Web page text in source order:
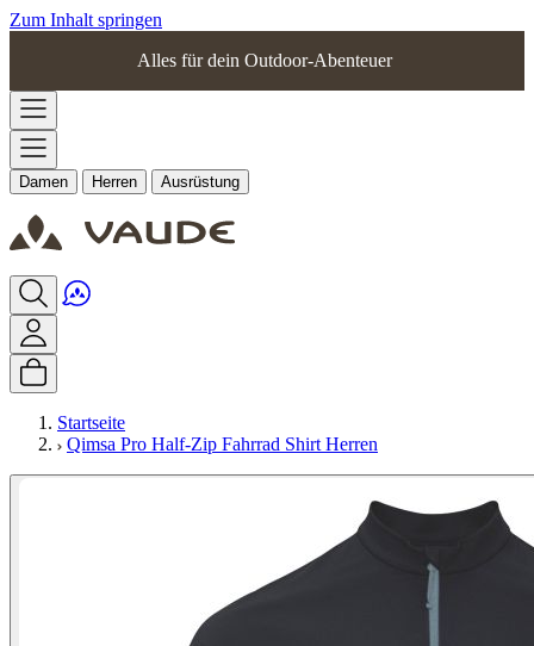
Zum Inhalt springen
Alles für dein Outdoor-Abenteuer
Damen Herren Ausrüstung
Startseite
Qimsa Pro Half-Zip Fahrrad Shirt Herren